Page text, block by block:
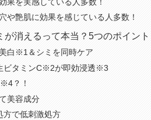
や艶肌に効果を感じている人多数！
が消えるって本当？5つのポイント
白※1＆シミを同時ケア
ビタミンC※2が即効浸透※3
？！
美容成分
で低刺激処方